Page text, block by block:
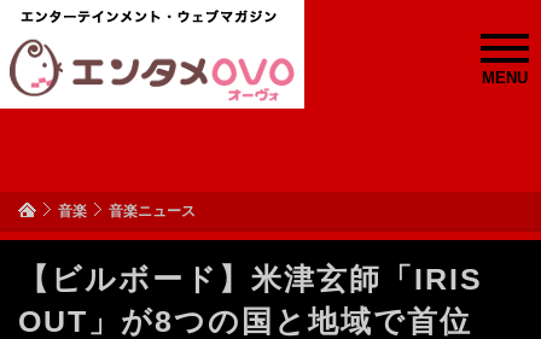
MENU
音楽 音楽ニュース
【ビルボード】米津玄師「IRIS
OUT」が8つの国と地域で首位